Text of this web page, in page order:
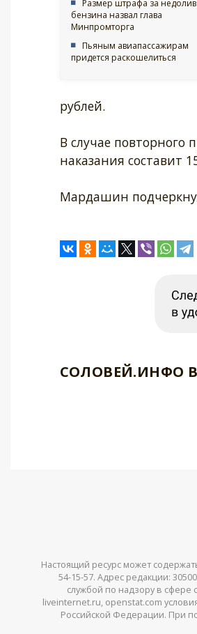
Размер штрафа за недолив
бензина назвал глава
Минпромторга
Пьяным авиапассажирам
придется раскошелиться
рублей.
В случае повторного
наказания составит
Мардашин
СОЛОВЕЙ.ИНФО
Настоящий ресурс может
54-15-57. Адрес редакции:
службой по надзору в сфере
liveinternet.ru, openstat.com
Российской Федерации. При